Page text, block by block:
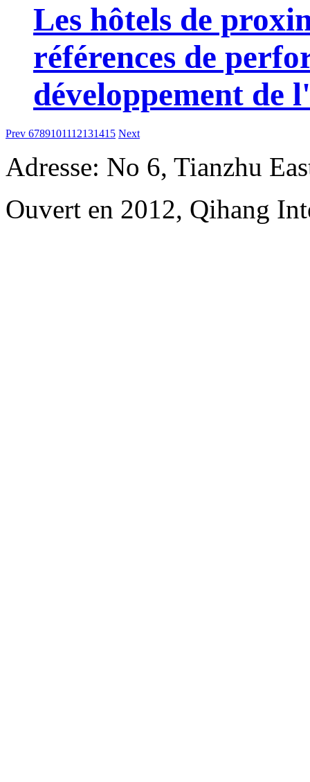
Les hôtels de
références de
développement de
Prev 6789101112131415 Next
Adresse: No 6, Tianzhu
Ouvert en 2012, Qihang